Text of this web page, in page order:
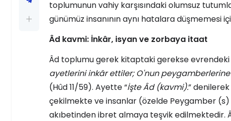
toplumunun vahiy karşısındaki olumsuz
günümüz insanının aynı hatalara düşmemesi
Âd kavmi: İnkâr, isyan ve zorbaya itaat
Âd toplumu gerek kitaptaki gerekse
ayetlerini inkâr ettiler; O'nun
(Hûd 11/59). Ayette “İşte Âd (kavmi).”
çekilmekte ve insanlar (özelde Peygamber
akıbetinden ibret almaya teşvik edilmektedir.